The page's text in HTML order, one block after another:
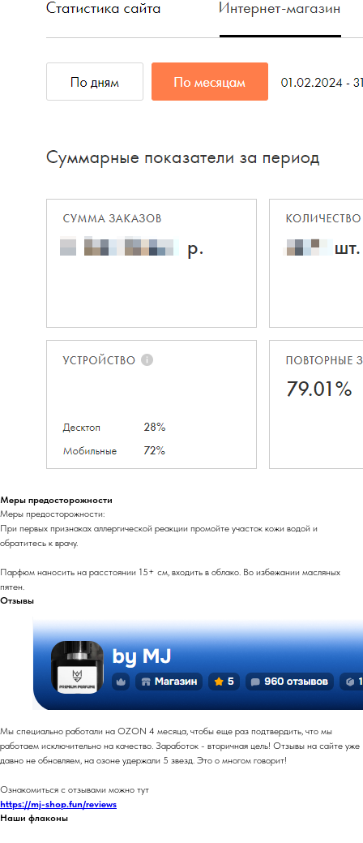
Меры предосторожности
Меры предосторожности:
При первых признаках аллергической реакции промойте участок кожи водой и
обратитесь к врачу.
Парфюм наносить на расстоянии 15+ см, входить в облако. Во избежании масляных
пятен.
Отзывы
Мы специально работали на OZON 4 месяца, чтобы еще раз подтвердить, что мы
работаем исключительно на качество. Заработок - вторичная цель! Отзывы на сайте уже
давно не обновляем, на озоне удержали 5 звезд. Это о многом говорит!
Ознакомиться с отзывами можно тут
https://mj-shop.fun/reviews
Наши флаконы